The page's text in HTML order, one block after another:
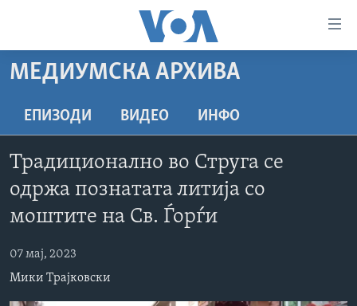
пристапност
содржина
Премини
до
страната
навигација
Пребарувај
ДОМА
РУБРИКИ
МАКЕДОНИЈА
СВЕТ
ПОЛИТИКА
ЗДРАВЈЕ
ДОКУМЕНТАРЦИ
АРХИВИРАНА ПРОГРАМА
ВЕСТИ ОД САД ВО МИНУТА - АРХИВА
ИЗБОРИ ВО САД 2020 - АРХИВА
Learning English
МЕДИУМСКА АРХИВА
ЕПИЗОДИ ВИДЕО ИНФО
Традиционално во Струга се
одржа познатата литија со
моштите на Св. Ѓорѓи
07 мај, 2023
Мики Трајковски